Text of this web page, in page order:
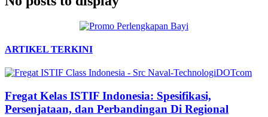
ARTIKEL TERKINI
Fregat Kelas ISTIF Indonesia: Spesifikasi,
Persenjataan, dan Perbandingan Di Regional